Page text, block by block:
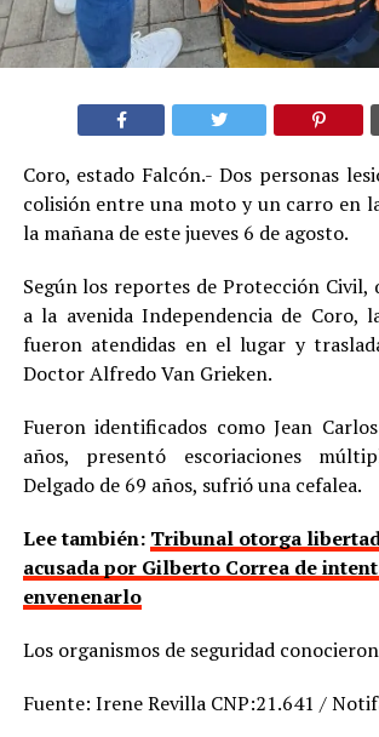
Coro, estado Falcón.- Dos personas
colisión entre una moto y un carro en
la mañana de este jueves 6 de agosto.
Según los reportes de Protección Civil,
a la avenida Independencia de Coro,
fueron atendidas en el lugar y
Doctor Alfredo Van Grieken.
Fueron identificados como Jean
años, presentó escoriaciones
Delgado de 69 años, sufrió una cefalea.
Lee también: Tribunal otorga
acusada por Gilberto Correa de
envenenarlo
Los organismos de seguridad
Fuente: Irene Revilla CNP:21.641 /